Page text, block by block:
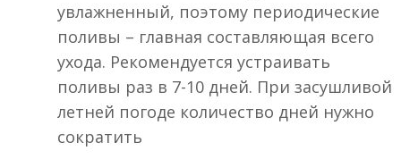
увлажненный, поэтому периодические
поливы – главная составляющая всего
ухода. Рекомендуется устраивать
поливы раз в 7-10 дней. При засушливой
летней погоде количество дней нужно
сократить